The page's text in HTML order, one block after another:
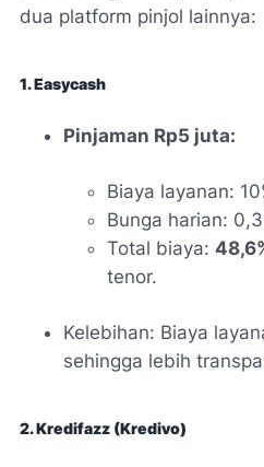
dua platform pinjol lainnya:
1. Easycash
Pinjaman Rp5 juta:
Biaya layanan:
Bunga harian:
Total biaya:
tenor.
Kelebihan: Biaya
sehingga lebih
2. Kredifazz (Kredivo)